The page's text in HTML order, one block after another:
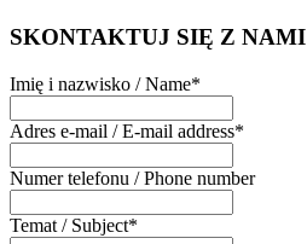
SKONTAKTUJ SIĘ Z NAMI
Imię i nazwisko / Name*
Adres e-mail / E-mail address*
Numer telefonu / Phone number
Temat / Subject*